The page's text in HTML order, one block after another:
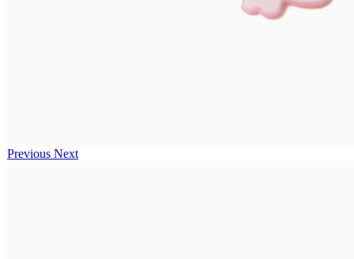
Previous Next